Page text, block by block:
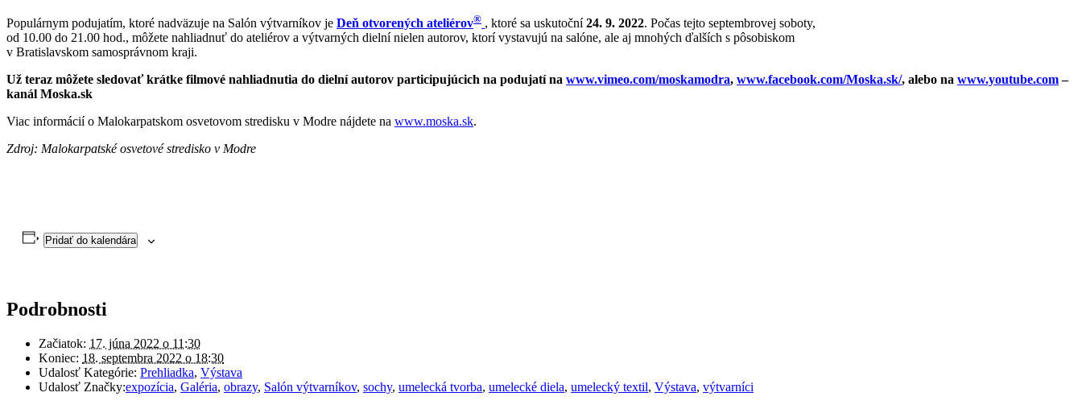
Populárnym podujatím, ktoré nadväzuje na Salón výtvarníkov je Deň otvorených ateliérov® , ktoré sa uskutoční24. 9. 2022. Počas tejto septembrovej soboty,
od 10.00 do 21.00 hod., môžete nahliadnuť do ateliérov a výtvarných dielní nielen autorov, ktorí vystavujú na salóne, ale aj mnohých ďalších s pôsobiskom
v Bratislavskom samosprávnom kraji.
Už teraz môžete sledovať krátke filmové nahliadnutia do dielní autorov participujúcich na podujatí na www.vimeo.com/moskamodra, www.facebook.com/Moska.sk/, alebo na www.youtube.com–
kanál Moska.sk
Viac informácií o Malokarpatskom osvetovom stredisku v Modre nájdete na www.moska.sk.
Zdroj: Malokarpatské osvetové stredisko v Modre
Pridať do kalendára
Podrobnosti
Začiatok: 17. júna 2022 o 11:30
Koniec: 18. septembra 2022 o 18:30
Udalosť Kategórie: Prehliadka, Výstava
Udalosť Značky:expozícia, Galéria, obrazy, Salón výtvarníkov, sochy, umelecká tvorba, umelecké diela, umelecký textil, Výstava, výtvarníci